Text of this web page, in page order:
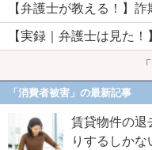
【弁護士が教える！】
【実録｜弁護士は見た
「消費者被害」の最新記事
賃貸物件の退
りするしかな